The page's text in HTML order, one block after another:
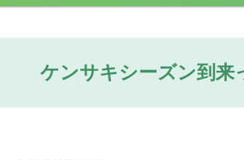
ケンサキシーズン到来